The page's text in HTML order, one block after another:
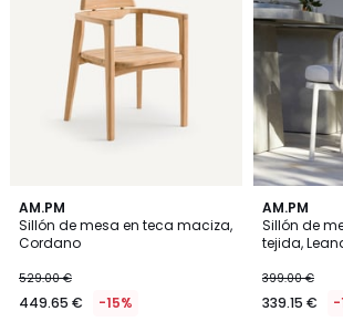
AM.PM
Sillón de mesa en teca maciza,
Cordano
529.00 €
449.65 € -15%
5
/
5
AM.PM
Sillón de
tejida,
399.00 €
339.15 € -